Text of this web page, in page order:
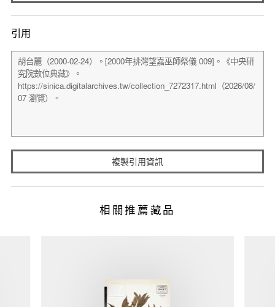
引用
複製引用資訊
相關推薦藏品